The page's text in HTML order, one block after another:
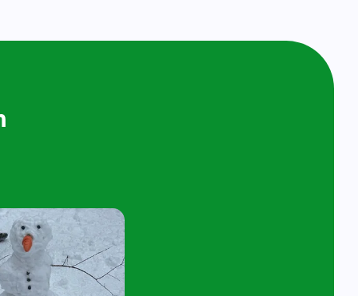
bij ons op
4 jaar en hun ouder/verzorger zijn van